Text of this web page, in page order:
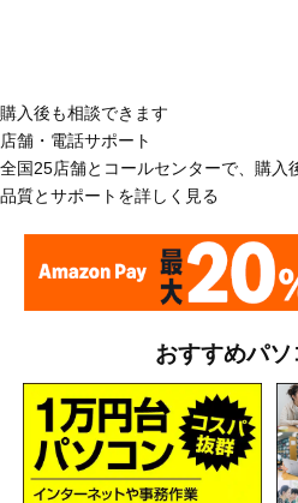
購入後も相談できます
店舗・電話サポート
全国25店舗とコールセンターで、購入
品質とサポートを詳しく見る
おすすめパ